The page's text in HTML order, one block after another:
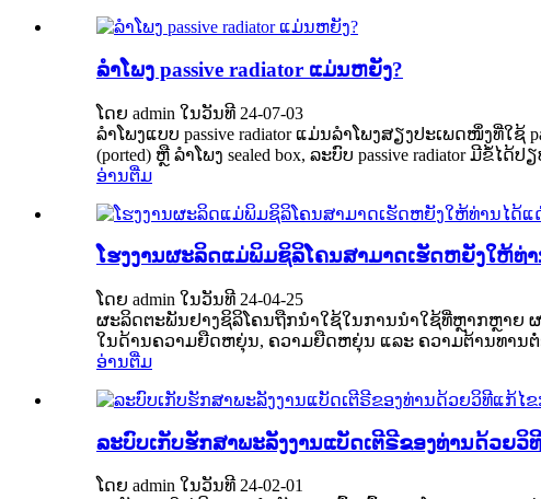
ລຳໂພງ passive radiator ແມ່ນຫຍັງ?
ໂດຍ admin ໃນວັນທີ 24-07-03
ລຳໂພງແບບ passive radiator ແມ່ນລຳໂພງສຽງປະເພດໜຶ່ງທີ່ໃຊ້
(ported) ຫຼື ລຳໂພງ sealed box, ລະບົບ passive radiator ມີຂໍ້ໄ
ອ່ານຕື່ມ
ໂຮງງານຜະລິດແມ່ພິມຊິລິໂຄນສາມາດເຮັດຫຍັງໃຫ້ທ່
ໂດຍ admin ໃນວັນທີ 24-04-25
ຜະລິດຕະພັນຢາງຊິລິໂຄນຖືກນຳໃຊ້ໃນການນຳໃຊ້ທີ່ຫຼາກຫຼາຍ
ໃນດ້ານຄວາມຍືດຫຍຸ່ນ, ຄວາມຍືດຫຍຸ່ນ ແລະ ຄວາມຕ້ານທານ
ອ່ານຕື່ມ
ລະບົບເກັບຮັກສາພະລັງງານແບັດເຕີຣີຂອງທ່ານດ້ວຍ
ໂດຍ admin ໃນວັນທີ 24-02-01